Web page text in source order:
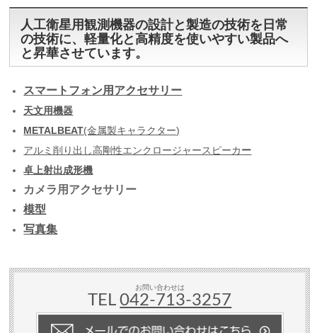
人工衛星用観測機器の設計と製造の技術を日常
の技術に、軽量化と高精度を使いやすい製品へ
と昇華させています。
スマートフォン用アクセサリー
天文用機器
METALBEAT(金属製キャラクター)
アルミ削り出し高剛性エンクロージャースピーカー
卓上射出成形機
カメラ用アクセサリー
模型
写真集
お問い合わせは
TEL042-713-3257